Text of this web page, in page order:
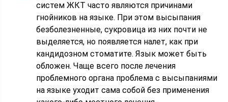
систем ЖКТ часто являются причинами
гнойников на языке. При этом высыпания
безболезненные, сукровица из них почти не
выделяется, но появляется налет, как при
кандидозном стоматите. Язык может быть
обложен. Чаще всего после лечения
проблемного органа проблема с высыпаниями
на языке уходит сама собой без применения